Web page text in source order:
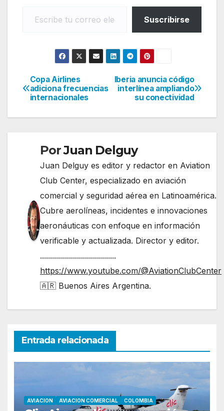
Suscribirse
Navegación
de
Iberia anuncia código
interlínea ampliando
su conectividad
Copa Airlines
adiciona frecuencias
internacionales
PorJuan Delguy
Juan Delguy es editor y redactor en Aviation
Club Center, especializado en aviación
comercial y seguridad aérea en Latinoamérica.
Cubre aerolíneas, incidentes e innovaciones
aeronáuticas con enfoque en información
verificable y actualizada. Director y editor.
......................................
https://www.youtube.com/@AviationClubCenter
🇦🇷 Buenos Aires Argentina.
Entrada relacionada
AVIACION AVIACION COMERCIAL COLOMBIA